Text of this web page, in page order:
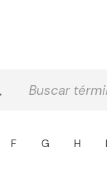
F G H I